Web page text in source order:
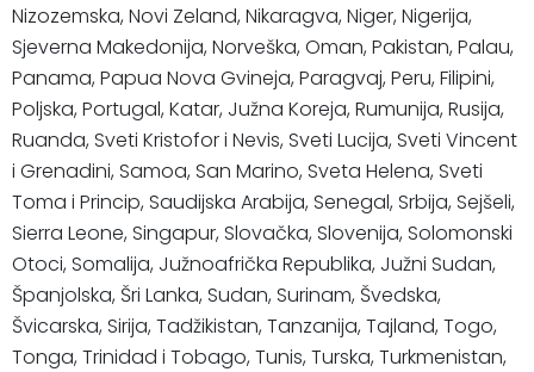
Nizozemska, Novi Zeland, Nikaragva, Niger, Nigerija,
Sjeverna Makedonija, Norveška, Oman, Pakistan, Palau,
Panama, Papua Nova Gvineja, Paragvaj, Peru, Filipini,
Poljska, Portugal, Katar, Južna Koreja, Rumunija, Rusija,
Ruanda, Sveti Kristofor i Nevis, Sveti Lucija, Sveti Vincent
i Grenadini, Samoa, San Marino, Sveta Helena, Sveti
Toma i Princip, Saudijska Arabija, Senegal, Srbija, Sejšeli,
Sierra Leone, Singapur, Slovačka, Slovenija, Solomonski
Otoci, Somalija, Južnoafrička Republika, Južni Sudan,
Španjolska, Šri Lanka, Sudan, Surinam, Švedska,
Švicarska, Sirija, Tadžikistan, Tanzanija, Tajland, Togo,
Tonga, Trinidad i Tobago, Tunis, Turska, Turkmenistan,